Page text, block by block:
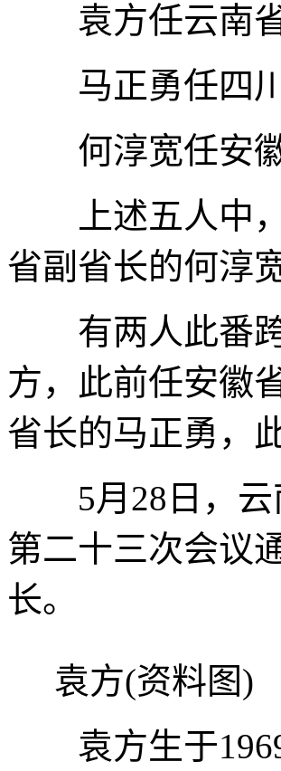
袁方任云南省
马正勇任四川
何淳宽任安徽
上述五人中，
省副省长的何淳
有两人此番跨
方，此前任安徽
省长的马正勇，
5月28日，云
第二十三次会议
长。
袁方(资料图)
袁方生于1969